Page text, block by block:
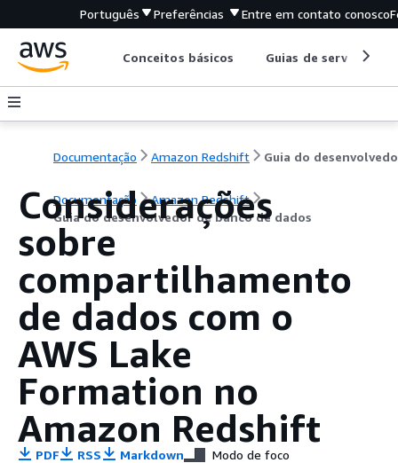
Português Preferências Entre em contato conosco
Conceitos básicos Guias de serviço
Documentação Amazon Redshift
Documentação
Amazon Redshift
Guia do desenvolvedor de banco de dados
Considerações
sobre
compartilhamento
de dados com o
AWS Lake
Formation no
Amazon Redshift
PDF RSS Markdown Modo de foco